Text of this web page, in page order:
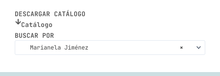
DESCARGAR CATÁLOGO
Catálogo
BUSCAR POR
×
Marianela Jiménez